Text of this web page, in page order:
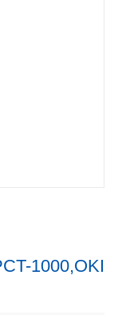
1000,OKI